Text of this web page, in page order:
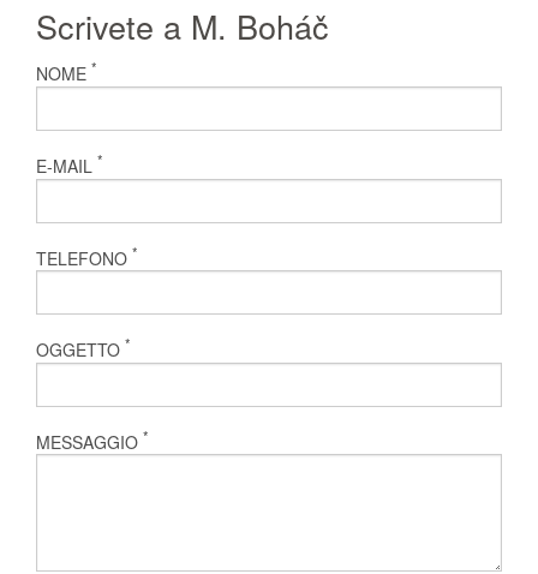
Scrivete a M. Boháč
NOME *
E-MAIL *
TELEFONO *
OGGETTO *
MESSAGGIO *